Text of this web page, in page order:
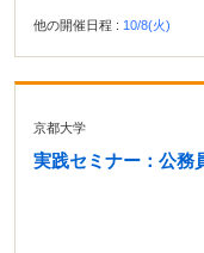
他の開催日程 : 10/8(火)
京都大学
実践セミナー：公務